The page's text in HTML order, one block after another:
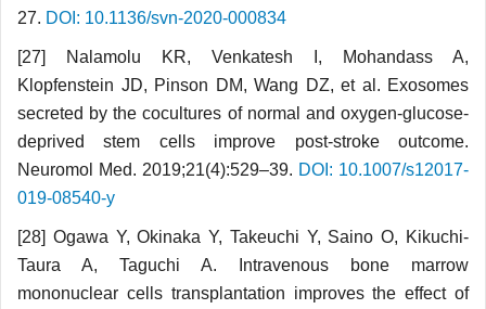
27. DOI: 10.1136/svn-2020-000834
[27] Nalamolu KR, Venkatesh I, Mohandass A,
Klopfenstein JD, Pinson DM, Wang DZ, et al. Exosomes
secreted by the cocultures of normal and oxygen-glucose-
deprived stem cells improve post-stroke outcome.
Neuromol Med. 2019;21(4):529–39. DOI: 10.1007/s12017-
019-08540-y
[28] Ogawa Y, Okinaka Y, Takeuchi Y, Saino O, Kikuchi-
Taura A, Taguchi A. Intravenous bone marrow
mononuclear cells transplantation improves the effect of